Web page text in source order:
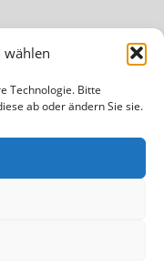
wählen
Technologie. Bitte
ab oder ändern Sie sie.